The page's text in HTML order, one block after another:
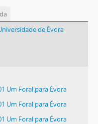
de Évora
Um Foral para Évora
Um Foral para Évora
Um Foral para Évora